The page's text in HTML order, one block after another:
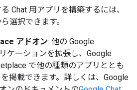
Chat 用アプリを構築するには、
選択できます。
アドオン: 他の Google
ケーションを拡張し、Google
で他の種類のアプリととも
掲載できます。詳しくは、Google